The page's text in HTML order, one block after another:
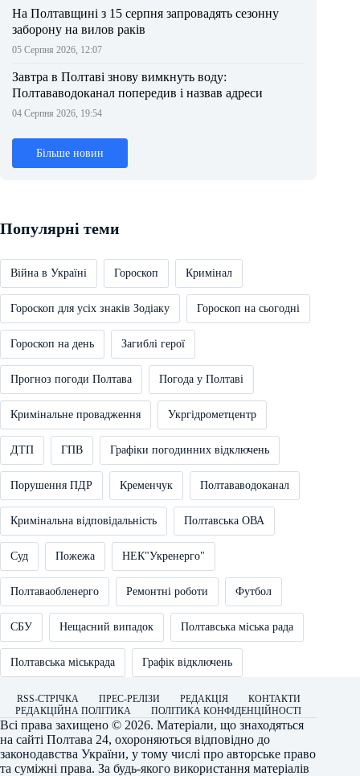
На Полтавщині з 15 серпня запровадять сезонну
заборону на вилов раків
05 Серпня 2026, 12:07
Завтра в Полтаві знову вимкнуть воду:
Полтававодоканал попередив і назвав адреси
04 Серпня 2026, 19:54
Більше новин
Популярні теми
Війна в Україні Гороскоп Кримінал
Гороскоп для усіх знаків Зодіаку Гороскоп на сьогодні
Гороскоп на день Загиблі герої
Прогноз погоди Полтава Погода у Полтаві
Кримінальне провадження Укргідрометцентр
ДТП ГПВ Графіки погодинних відключень
Порушення ПДР Кременчук Полтававодоканал
Кримінальна відповідальність Полтавська ОВА
Суд Пожежа НЕК"Укренерго"
Полтаваобленерго Ремонтні роботи Футбол
СБУ Нещасний випадок Полтавська міська рада
Полтавська міськрада Графік відключень
RSS-СТРІЧКА ПРЕС-РЕЛІЗИ РЕДАКЦІЯ
КОНТАКТИ
РЕДАКЦІЙНА ПОЛІТИКА
ПОЛІТИКА КОНФІДЕНЦІЙНОСТІ
Всі права захищено © 2026. Матеріали, що знаходяться
на сайті Полтава 24, охороняються відповідно до
законодавства України, у тому числі про авторське право
та суміжні права. За будь-якого використання матеріалів